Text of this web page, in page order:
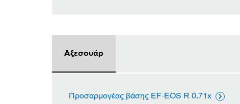
Αξεσουάρ
Προσαρμογέας βάσης EF-EOS R 0.71x 